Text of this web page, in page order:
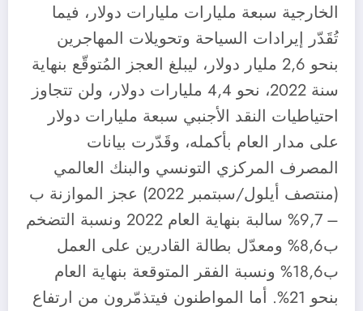
الخارجية سبعة مليارات مليارات دولار، فيما
تُقَدّر إيرادات السياحة وتحويلات المهاجرين
بنحو 2,6 مليار دولار، ليبلغ العجز المُتوقّع بنهاية
سنة 2022، نحو 4,4 مليارات دولار، ولن تتجاوز
احتياطيات النقد الأجنبي سبعة مليارات دولار
على مدار العام بأكمله، وقَدّرت بيانات
المصرف المركزي التونسي والبنك العالمي
(منتصف أيلول/سبتمبر 2022) عجز الموازنة ب
– 9,7% سالبة بنهاية العام 2022 ونسبة التضخم
ب8,6% ومعدّل بطالة القادرين على العمل
ب18,6% ونسبة الفقر المتوقعة بنهاية العام
بنحو 21%. أما المواطنون فيتذمّرون من ارتفاع